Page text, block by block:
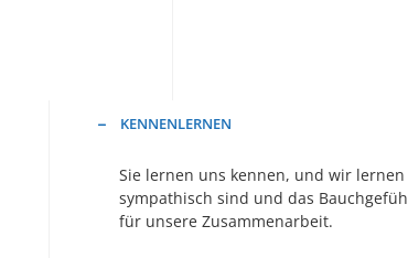
KENNENLERNEN
Sie lernen uns kennen, und wir
sympathisch sind und das
für unsere Zusammenarbeit.